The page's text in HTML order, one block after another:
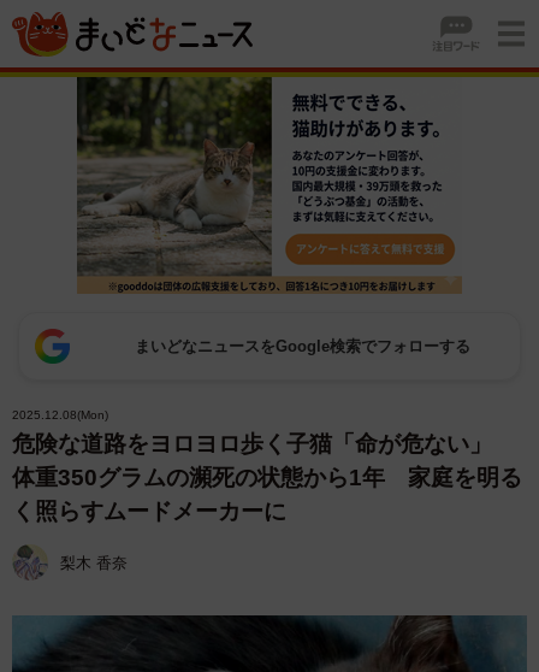
まいどなニュースをGoogle検索でフォローする
2025.12.08(Mon)
危険な道路をヨロヨロ歩く子猫「命が危ない」
体重350グラムの瀕死の状態から1年 家庭を明る
く照らすムードメーカーに
梨木 香奈